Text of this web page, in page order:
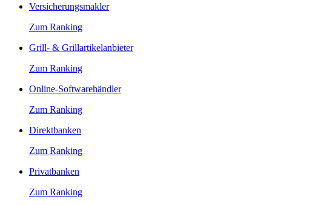
Versicherungsmakler
Zum Ranking
Grill- & Grillartikelanbieter
Zum Ranking
Online-Softwarehändler
Zum Ranking
Direktbanken
Zum Ranking
Privatbanken
Zum Ranking